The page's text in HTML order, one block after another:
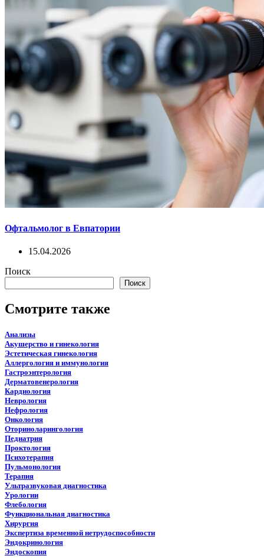
Офтальмолог в Евпатории
15.04.2026
Поиск
Поиск
Смотрите также
Анализы
Акушерство и гинекология
Эстетическая гинекология
Аллергология и иммунология
Гастроэнтерология
Дерматовенерология
Кардиология
Неврология
Нефрология
Онкология
Оториноларингология
Педиатрия
Проктология
Психотерапия
Пульмонология
Терапия
Ультразвуковая диагностика
Урологии
Флебология
Функциональная диагностика
Хирургия
Экспертиза временной нетрудоспособности
Эндокринология
Эндоскопия